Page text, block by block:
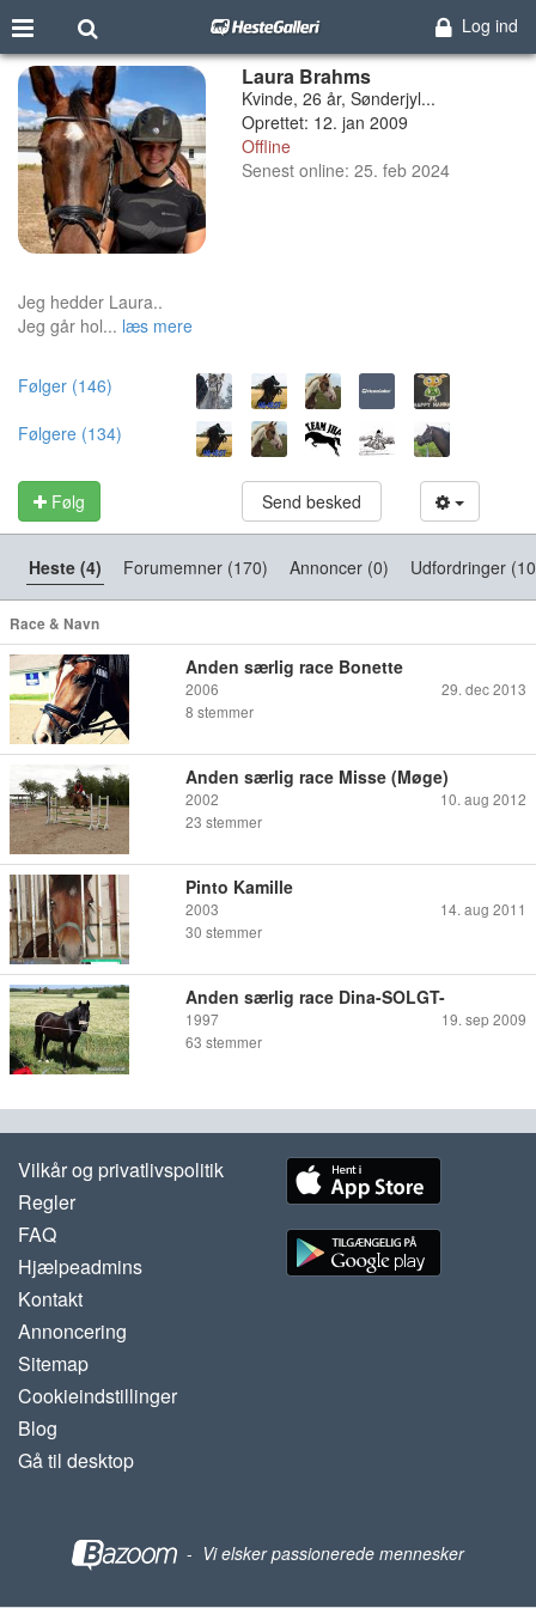
Log ind
Laura Brahms
Kvinde, 26 år, Sønderjyl...
Oprettet: 12. jan 2009
Offline
Senest online: 25. feb 2024
Jeg hedder Laura..
Jeg går hol... læs mere
Følger (146)
Følgere (134)
Følg Send besked
Heste (4) Forumemner (170) Annoncer (0) Udfordringer
Race & Navn
Anden særlig race Bonette
2006
29. dec 2013
8 stemmer
Anden særlig race Misse (Møge)
2002
10. aug 2012
23 stemmer
Pinto Kamille
2003
14. aug 2011
30 stemmer
Anden særlig race Dina-SOLGT-
1997
19. sep 2009
63 stemmer
Vilkår og privatlivspolitik
Regler
FAQ
Hjælpeadmins
Kontakt
Annoncering
Sitemap
Cookieindstillinger
Blog
Gå til desktop
- Vi elsker passionerede mennesker